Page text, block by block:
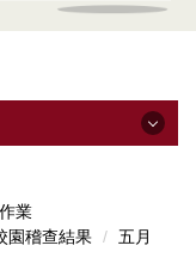
業
園稽查結果 五月